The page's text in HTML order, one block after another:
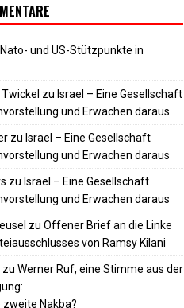
Nato- und US-Stützpunkte in
zu Israel – Eine Gesellschaft
und Erwachen daraus
zu Israel – Eine Gesellschaft
und Erwachen daraus
zu Israel – Eine Gesellschaft
und Erwachen daraus
zu Offener Brief an die Linke
von Ramsy Kilani
zu Werner Ruf, eine Stimme aus der
zweite Nakba?